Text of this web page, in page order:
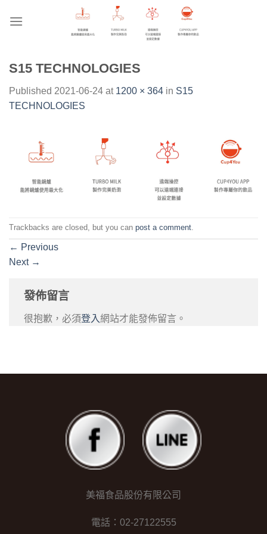
S15 TECHNOLOGIES
Published 2021-06-24 at 1200 × 364 in S15
TECHNOLOGIES
Trackbacks are closed, but you can post a comment.
← Previous
Next →
發佈留言
很抱歉，必須登入網站才能發佈留言。
美福食品股份有限公司
電話：02-27122555